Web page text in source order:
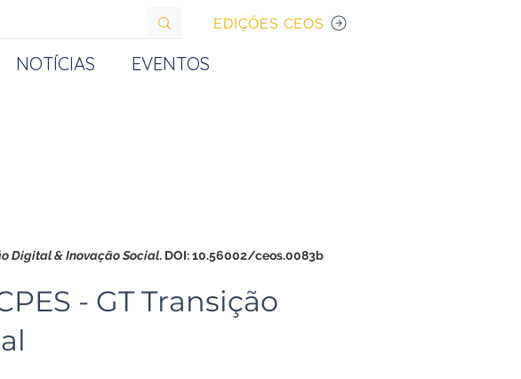
EDIÇÕES CEOS
NOTÍCIAS EVENTOS
Digital & Inovação Social. DOI: 10.56002/ceos.0083b
- GT Transição